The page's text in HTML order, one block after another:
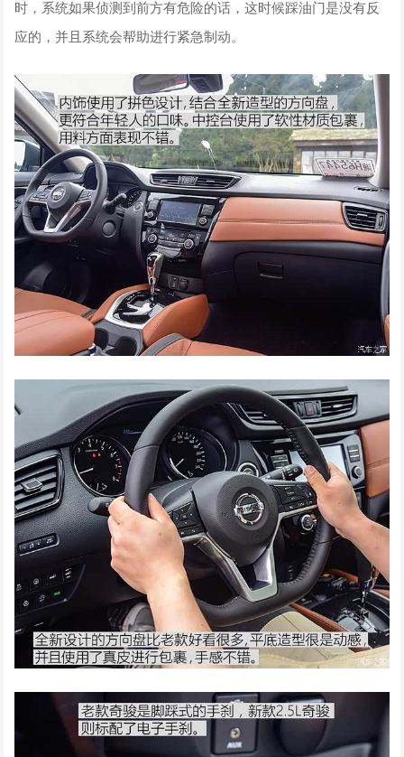
时，系统如果侦测到前方有危险的话，这时候踩油门是没有反
应的，并且系统会帮助进行紧急制动。